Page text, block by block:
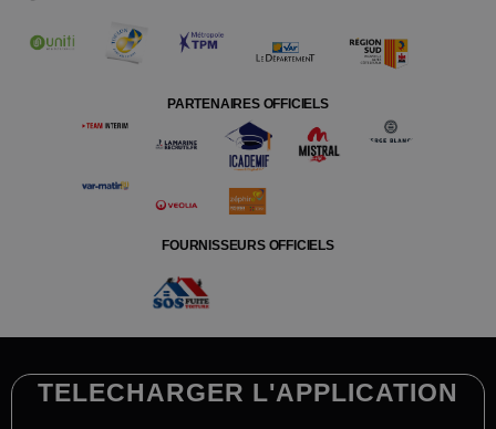
PARTENAIRES OFFICIELS
FOURNISSEURS OFFICIELS
TELECHARGER L'APPLICATION